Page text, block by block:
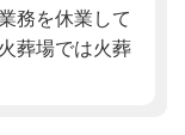
務を休業して
葬場では火葬